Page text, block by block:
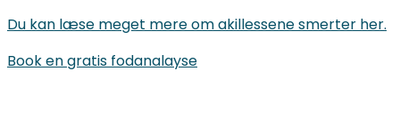
Du kan læse meget mere om akillessene smerter her.
Book en gratis fodanalayse